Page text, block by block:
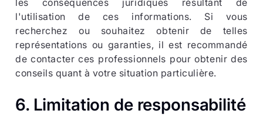
les conséquences juridiques résultant de
l'utilisation de ces informations. Si vous
recherchez ou souhaitez obtenir de telles
représentations ou garanties, il est recommandé
de contacter ces professionnels pour obtenir des
conseils quant à votre situation particulière.
6. Limitation de responsabilité